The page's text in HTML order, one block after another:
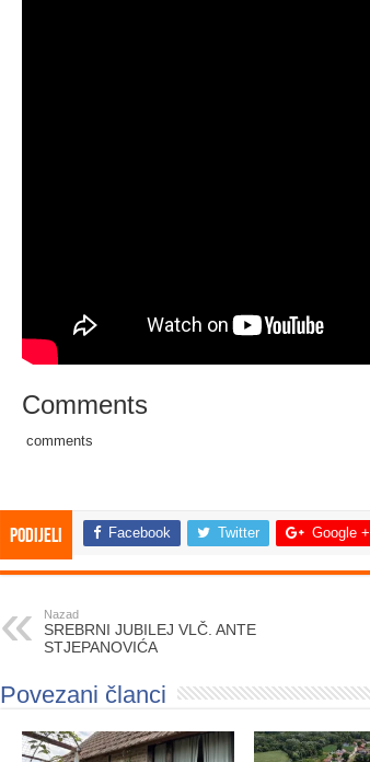
Comments
comments
Podijeli Facebook Twitter Google +
Nazad
SREBRNI JUBILEJ VLČ. ANTE
STJEPANOVIĆA
Povezani članci